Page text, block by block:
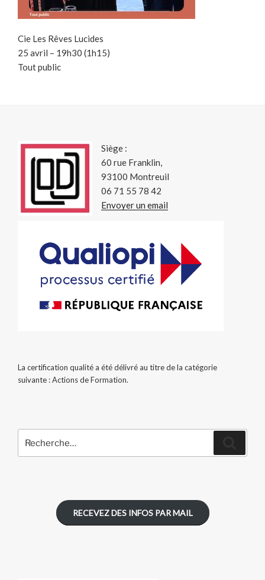
Cie Les Rêves Lucides
25 avril – 19h30 (1h15)
Tout public
Siège :
60 rue Franklin,
93100 Montreuil
06 71 55 78 42
Envoyer un email
La certification qualité a été délivré au titre de la catégorie
suivante : Actions de Formation.
pour
RECEVEZ DES INFOS PAR MAIL